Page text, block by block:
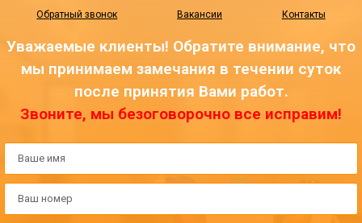
Обратный звонок Вакансии Контакты
Уважаемые клиенты! Обратите внимание, что
мы принимаем замечания в течении суток
после принятия Вами работ.
Звоните, мы безоговорочно все исправим!